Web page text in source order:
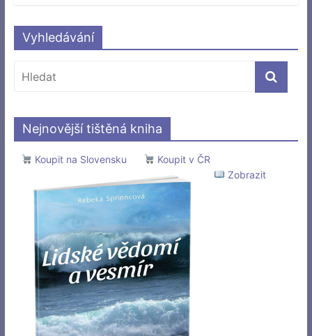
Vyhledávání
Nejnovější tištěná kniha
Koupit na Slovensku
Koupit v ČR
Zobrazit